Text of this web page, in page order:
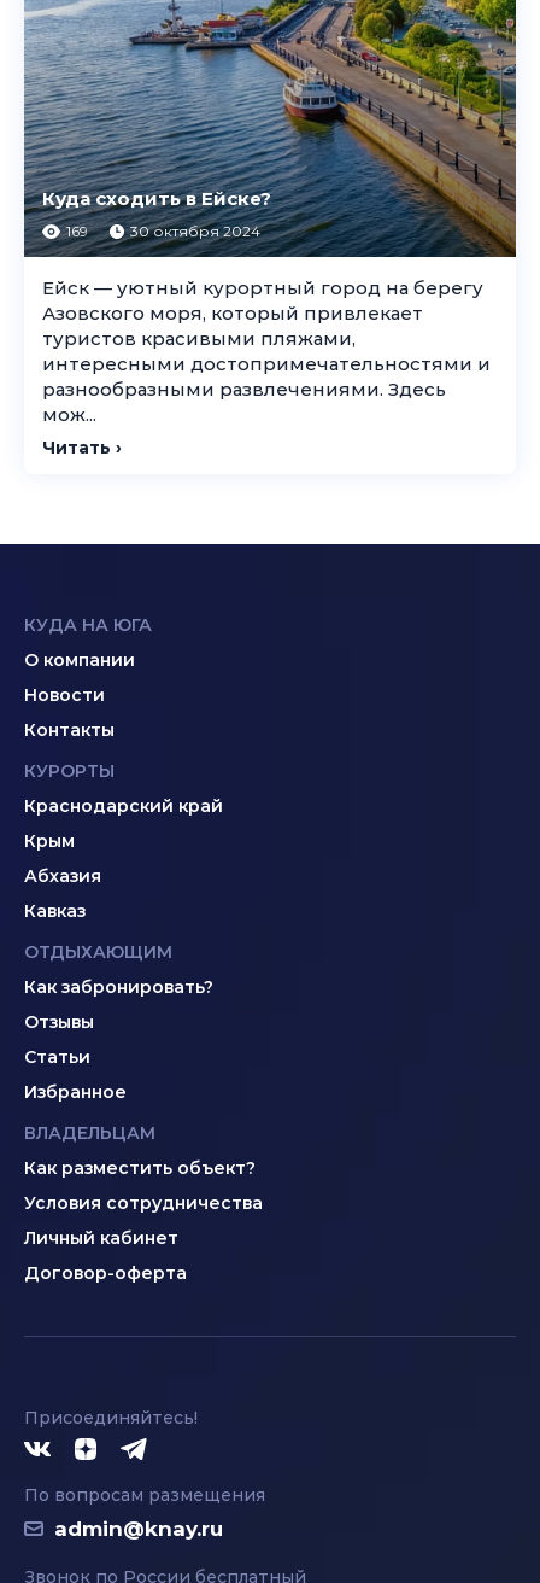
Куда сходить в Ейске?
169 30 октября 2024
Ейск — уютный курортный город на берегу
Азовского моря, который привлекает
туристов красивыми пляжами,
интересными достопримечательностями и
разнообразными развлечениями. Здесь
мож...
Читать ›
КУДА НА ЮГА
О компании
Новости
Контакты
КУРОРТЫ
Краснодарский край
Крым
Абхазия
Кавказ
ОТДЫХАЮЩИМ
Как забронировать?
Отзывы
Статьи
Избранное
ВЛАДЕЛЬЦАМ
Как разместить объект?
Условия сотрудничества
Личный кабинет
Договор-оферта
Присоединяйтесь!
По вопросам размещения
admin@knay.ru
Звонок по России бесплатный